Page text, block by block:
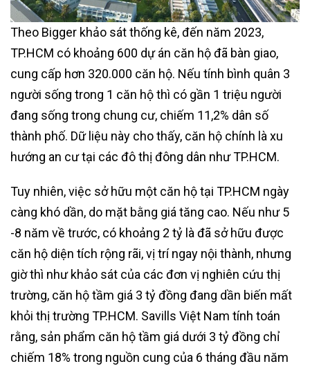
Theo Bigger khảo sát thống kê, đến năm 2023,
TP.HCM có khoảng 600 dự án căn hộ đã bàn giao,
cung cấp hơn 320.000 căn hộ. Nếu tính bình quân 3
người sống trong 1 căn hộ thì có gần 1 triệu người
đang sống trong chung cư, chiếm 11,2% dân số
thành phố. Dữ liệu này cho thấy, căn hộ chính là xu
hướng an cư tại các đô thị đông dân như TP.HCM.
Tuy nhiên, việc sở hữu một căn hộ tại TP.HCM ngày
càng khó dần, do mặt bằng giá tăng cao. Nếu như 5
-8 năm về trước, có khoảng 2 tỷ là đã sở hữu được
căn hộ diện tích rộng rãi, vị trí ngay nội thành, nhưng
giờ thì như khảo sát của các đơn vị nghiên cứu thị
trường, căn hộ tầm giá 3 tỷ đồng đang dần biến mất
khỏi thị trường TP.HCM. Savills Việt Nam tính toán
rằng, sản phẩm căn hộ tầm giá dưới 3 tỷ đồng chỉ
chiếm 18% trong nguồn cung của 6 tháng đầu năm